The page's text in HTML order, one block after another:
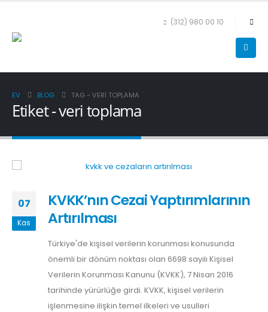
(312) 980 00 10
EV BLOG TAG - VERI TOPLAMA
Etiket - veri toplama
07
Kas
KVKK’nın Cezai Yaptırımlarının
Artırılması
Türkiye'de kişisel verilerin korunması konusunda
önemli bir dönüm noktası olan 6698 sayılı Kişisel
Verilerin Korunması Kanunu (KVKK), 7 Nisan 2016
tarihinde yürürlüğe girdi. KVKK, kişisel verilerin
işlenmesine ilişkin temel ilkeleri ve usulleri